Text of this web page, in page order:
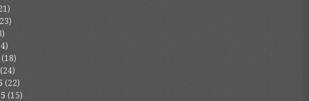
(18)
(22)
(15)